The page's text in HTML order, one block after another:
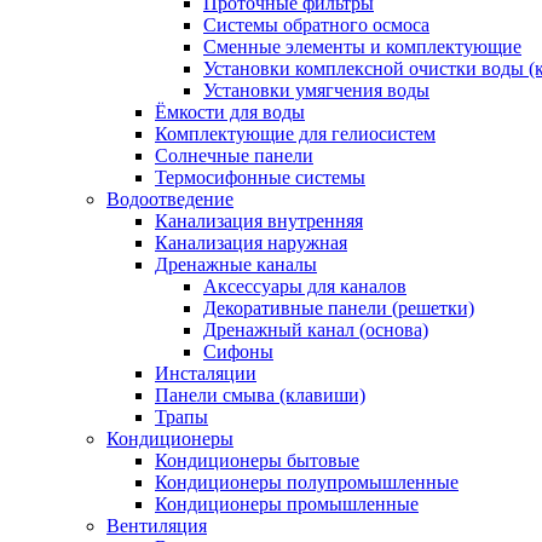
Системы обратного осмоса
Сменные элементы и комплектующие
Установки комплексной очистки воды
Установки умягчения воды
Ёмкости для воды
Комплектующие для гелиосистем
Солнечные панели
Термосифонные системы
Водоотведение
Канализация внутренняя
Канализация наружная
Дренажные каналы
Аксессуары для каналов
Декоративные панели (решетки)
Дренажный канал (основа)
Сифоны
Инсталяции
Панели смыва (клавиши)
Трапы
Кондиционеры
Кондиционеры бытовые
Кондиционеры полупромышленные
Кондиционеры промышленные
Вентиляция